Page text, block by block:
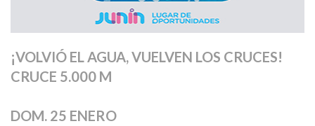
¡VOLVIÓ EL AGUA, VUELVEN LOS CRUCES!
CRUCE 5.000 M
DOM. 25 ENERO